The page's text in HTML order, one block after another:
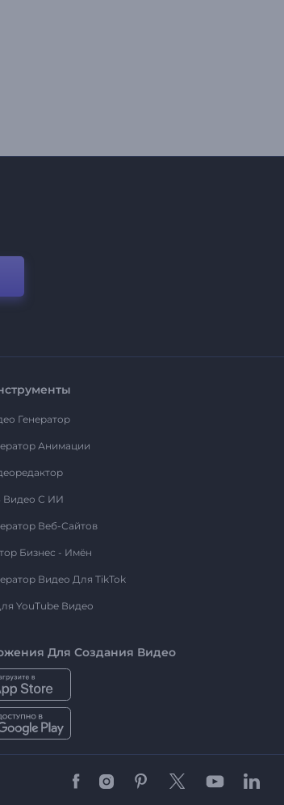
Генератор
Анимации
Видео С ИИ
Веб-Сайтов
Бизнес - Имён
Видео Для TikTok
YouTube Видео
Для Создания Видео